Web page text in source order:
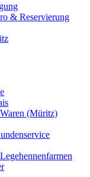
& Reservierung
(Müritz)